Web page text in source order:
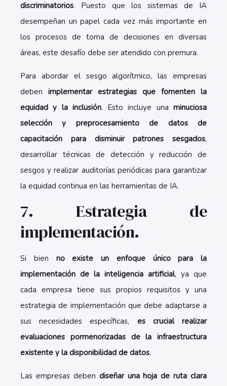
discriminatorios. Puesto que los sistemas de IA
desempeñan un papel cada vez más importante en
los procesos de toma de decisiones en diversas
áreas, este desafío debe ser atendido con premura.
Para abordar el sesgo algorítmico, las empresas
deben implementar estrategias que fomenten la
equidad y la inclusión. Esto incluye unaminuciosa
selección y preprocesamiento de datos de
capacitación para disminuir patrones sesgados,
desarrollar técnicas de detección y reducción de
sesgos y realizar auditorías periódicas para garantizar
la equidad continua en las herramientas de IA.
7. Estrategia de
implementación.
Si bien no existe un enfoque único para la
implementación de la inteligencia artificial, ya que
cada empresa tiene sus propios requisitos y una
estrategia de implementación que debe adaptarse a
sus necesidades específicas, es crucial realizar
evaluaciones pormenorizadas de la infraestructura
existente y la disponibilidad de datos.
Las empresas deben diseñar una hoja de ruta clara